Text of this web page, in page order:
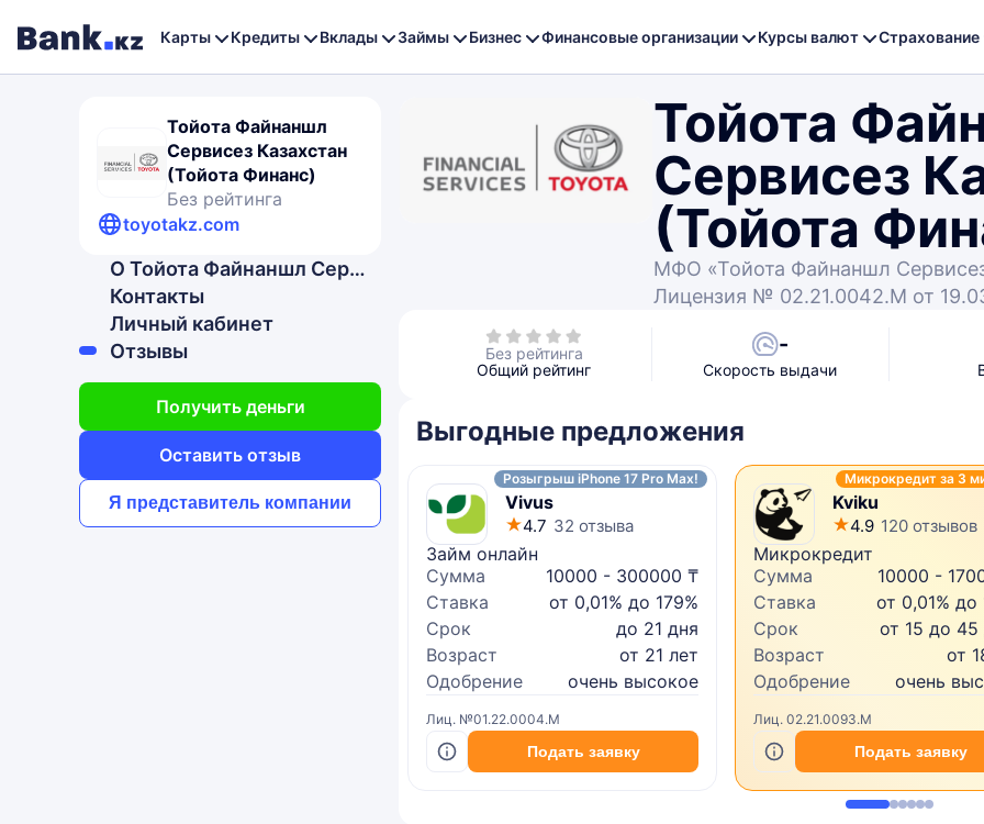
Карты Кредиты Вклады Займы Бизнес Финансовые организации Курсы валют Страхование
Тойота Файнаншл
Сервисез Казахстан
(Тойота Финанс)
Без рейтинга
toyotakz.com
О Тойота Файнаншл Сервисез Казахстан (Тойота Финанс)
Контакты
Личный кабинет
Отзывы
Получить деньги
Оставить отзыв
Я представитель компании
Тойота
Сервисез
(Тойота
МФО «Тойота Файнаншл
Лицензия № 02.21.0042.M от
Без рейтинга
Общий рейтинг
-
Скорость выдачи
Выгодные предложения
Розыгрыш iPhone 17 Pro Max!
Vivus
4.7 32 отзыва
Займ онлайн
Сумма
10000 - 300000 ₸
Ставка
от 0,01% до 179%
Срок
до 21 дня
Возраст
от 21 лет
Одобрение
очень высокое
Лиц. №01.22.0004.M
Подать заявку
Микрокредит за 3
Kviku
4.9 120 отзывов
Микрокредит
Сумма
10000 -
Ставка
от 0,01% до
Срок
от 15 до 45
Возраст
от
Одобрение
очень
Лиц. 02.21.0093.M
Подать заявку